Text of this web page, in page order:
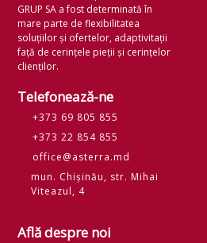
GRUP SA a fost determinată în
mare parte de flexibilitatea
soluțiilor și ofertelor, adaptivitații
față de cerințele pieții și cerințelor
clienților.
Telefonează-ne
+373 69 805 855
+373 22 854 855
office@asterra.md
mun. Chișinău, str. Mihai
Viteazul, 4
Află despre noi